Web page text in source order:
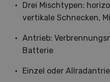
Drei Mischtypen:
vertikale Schnecken,
Antrieb:
Batterie
Einzel oder